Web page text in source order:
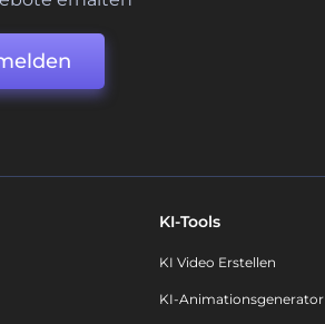
KI-Tools
KI Video Erstellen
KI-Animationsgenerator